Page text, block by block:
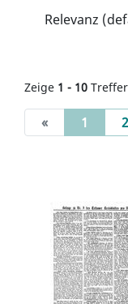
Zeige 1 - 10
« 1 2